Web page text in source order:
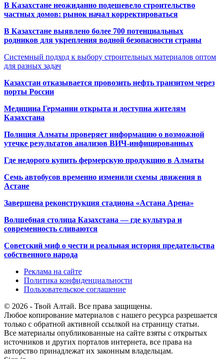
В Казахстане неожиданно подешевело строительство
частных домов: рынок начал корректироваться
В Казахстане выявлено более 700 потенциальных
родников для укрепления водной безопасности страны
Системный подход к выбору строительных материалов оптом
для разных задач
Казахстан отказывается провозить нефть транзитом через
порты России
Медицина Германии открыта и доступна жителям
Казахстана
Полиция Алматы проверяет информацию о возможной
утечке результатов анализов ВИЧ-инфицированных
Где недорого купить фермерскую продукцию в Алматы
Семь автобусов временно изменили схемы движения в
Астане
Завершена реконструкция стадиона «Астана Арена»
Волшебная столица Казахстана — где культура и
современность сливаются
Советский миф о чести и реальная история предательства
собственного народа
Реклама на сайте
Политика конфиденциальности
Пользовательское соглашение
© 2026 - Твой Алтай. Все права защищены.
Любое копирование материалов с нашего ресурса разрешается
только с обратной активной ссылкой на страницу статьи.
Все материалы опубликованные на сайте взяты с открытых
источников и других порталов интернета, все права на
авторство принадлежат их законным владельцам.